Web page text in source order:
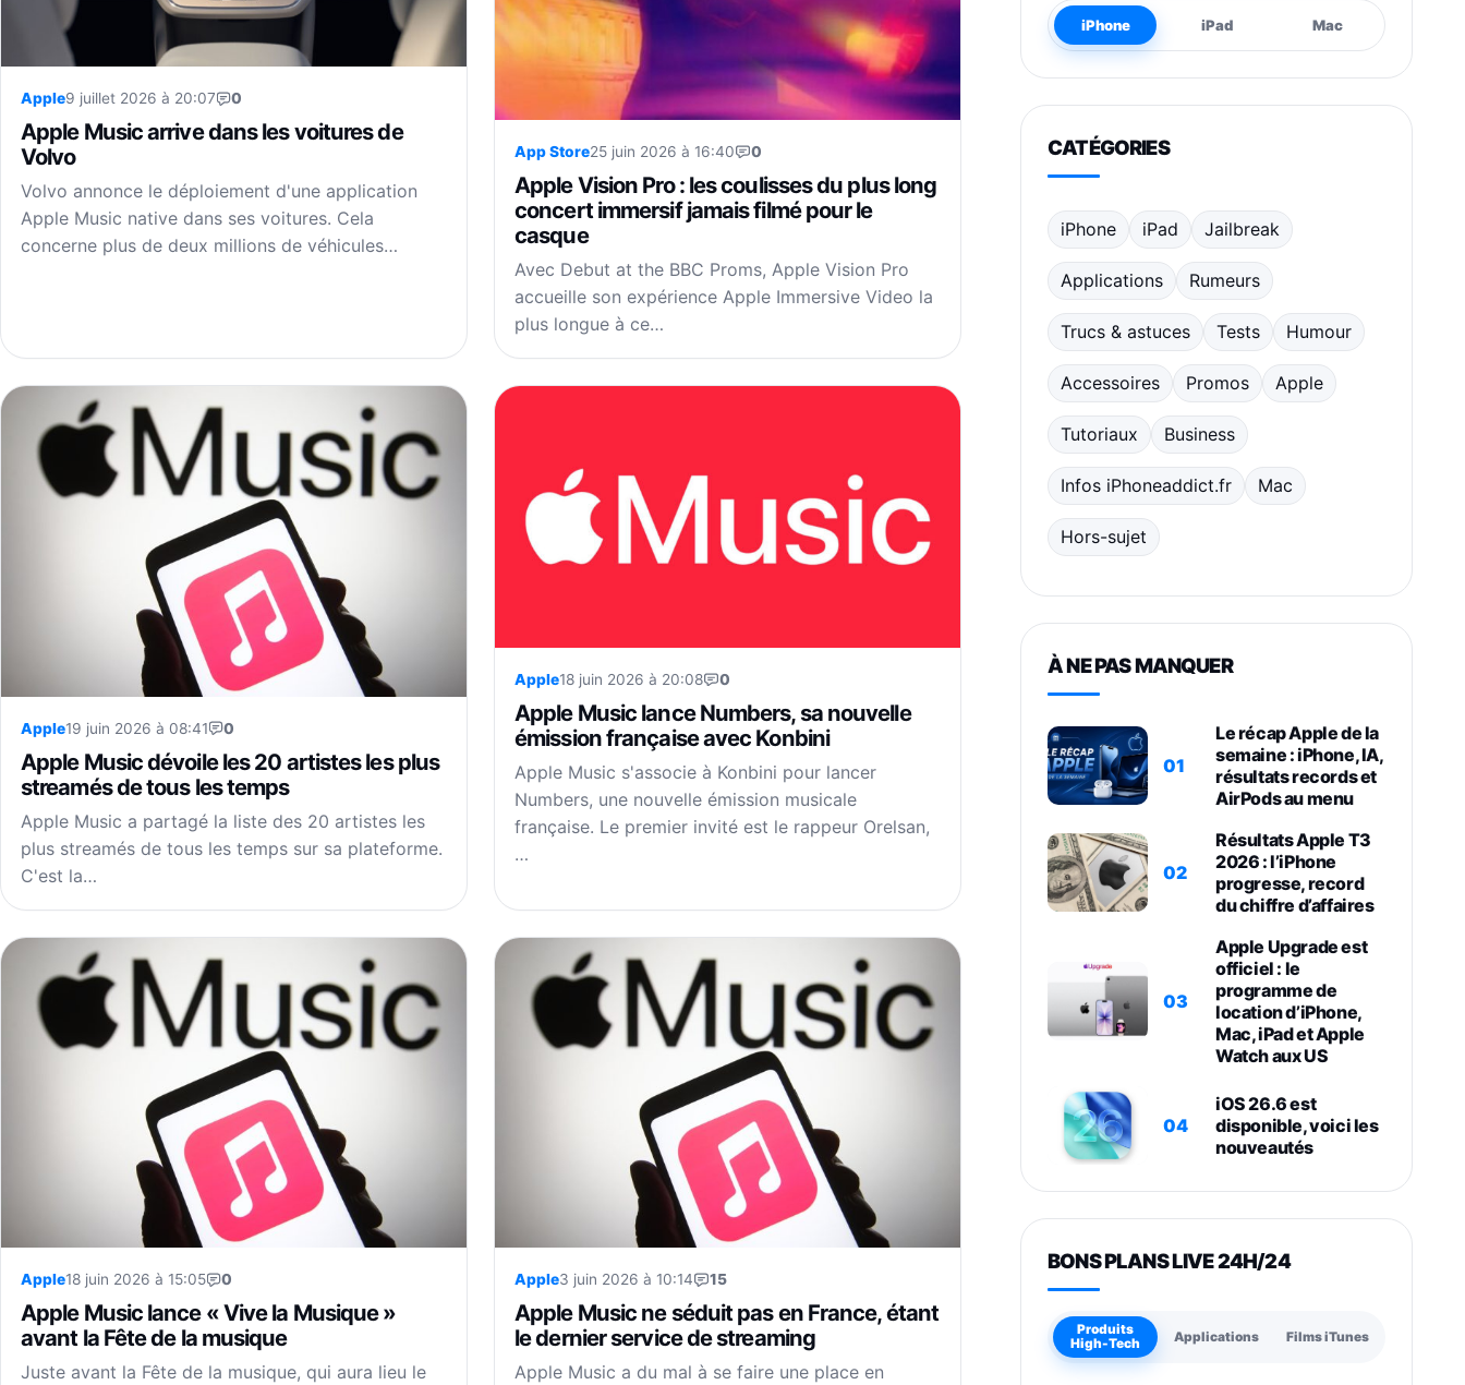
Apple9 juillet 2026 à 20:07 0
Apple Music arrive dans les voitures de
Volvo
Volvo annonce le déploiement d'une application
Apple Music native dans ses voitures. Cela
concerne plus de deux millions de véhicules…
App Store25 juin 2026 à 16:40 0
Apple Vision Pro : les coulisses du plus long
concert immersif jamais filmé pour le
casque
Avec Debut at the BBC Proms, Apple Vision Pro
accueille son expérience Apple Immersive Video la
plus longue à ce…
Apple19 juin 2026 à 08:41 0
Apple Music dévoile les 20 artistes les plus
streamés de tous les temps
Apple Music a partagé la liste des 20 artistes les
plus streamés de tous les temps sur sa plateforme.
C'est la…
Apple18 juin 2026 à 20:08 0
Apple Music lance Numbers, sa nouvelle
émission française avec Konbini
Apple Music s'associe à Konbini pour lancer
Numbers, une nouvelle émission musicale
française. Le premier invité est le rappeur Orelsan,
…
Apple18 juin 2026 à 15:05 0
Apple Music lance « Vive la Musique »
avant la Fête de la musique
Juste avant la Fête de la musique, qui aura lieu le
Apple3 juin 2026 à 10:14 15
Apple Music ne séduit pas en France, étant
le dernier service de streaming
Apple Music a du mal à se faire une place en
iPhone iPad Mac
CATÉGORIES
iPhone iPad Jailbreak
Applications Rumeurs
Trucs & astuces Tests Humour
Accessoires Promos Apple
Tutoriaux Business
Infos iPhoneaddict.fr Mac
Hors-sujet
À NE PAS MANQUER
01
Le récap Apple de la
semaine : iPhone, IA,
résultats records et
AirPods au menu
02
Résultats Apple T3
2026 : l’iPhone
progresse, record
du chiffre d’affaires
03
Apple Upgrade est
officiel : le
programme de
location d’iPhone,
Mac, iPad et Apple
Watch aux US
04
iOS 26.6 est
disponible, voici les
nouveautés
BONS PLANS LIVE 24H/24
Produits
High-Tech
Applications Films iTunes